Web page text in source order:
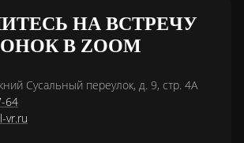
НА ВСТРЕЧУ
В ZOOM
Сусальный переулок, д. 9, стр. 4А
64
vr.ru